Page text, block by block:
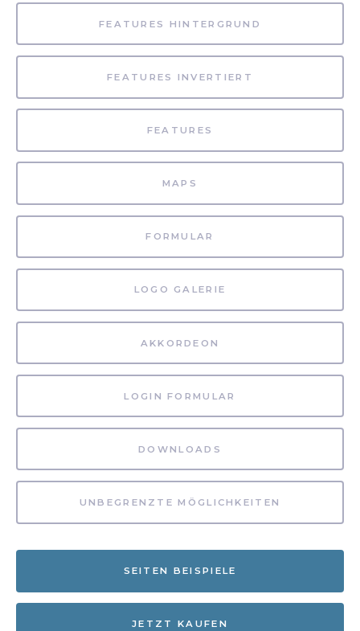
FEATURES HINTERGRUND
FEATURES INVERTIERT
FEATURES
MAPS
FORMULAR
LOGO GALERIE
AKKORDEON
LOGIN FORMULAR
DOWNLOADS
UNBEGRENZTE MÖGLICHKEITEN
SEITEN BEISPIELE
JETZT KAUFEN